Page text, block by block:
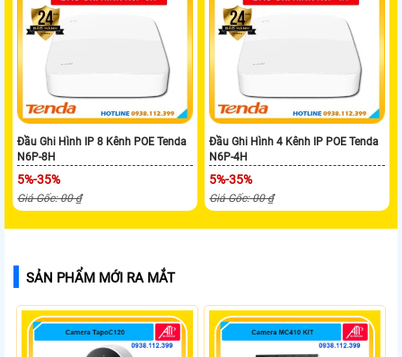
Đầu Ghi Hình IP 8 Kênh POE Tenda
N6P-8H
5%-35%
Giá Gốc: 00 ₫
Đầu Ghi Hình 4 Kênh IP POE Tenda
N6P-4H
5%-35%
Giá Gốc: 00 ₫
SẢN PHẨM MỚI RA MẮT